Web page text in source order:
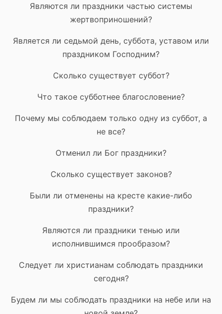
Являются ли праздники частью системы
жертвоприношений?
Является ли седьмой день, суббота, уставом или
праздником Господним?
Сколько существует суббот?
Что такое субботнее благословение?
Почему мы соблюдаем только одну из суббот, а
не все?
Отменил ли Бог праздники?
Сколько существует законов?
Были ли отменены на кресте какие-либо
праздники?
Являются ли праздники тенью или
исполнившимся прообразом?
Следует ли христианам соблюдать праздники
сегодня?
Будем ли мы соблюдать праздники на небе или на